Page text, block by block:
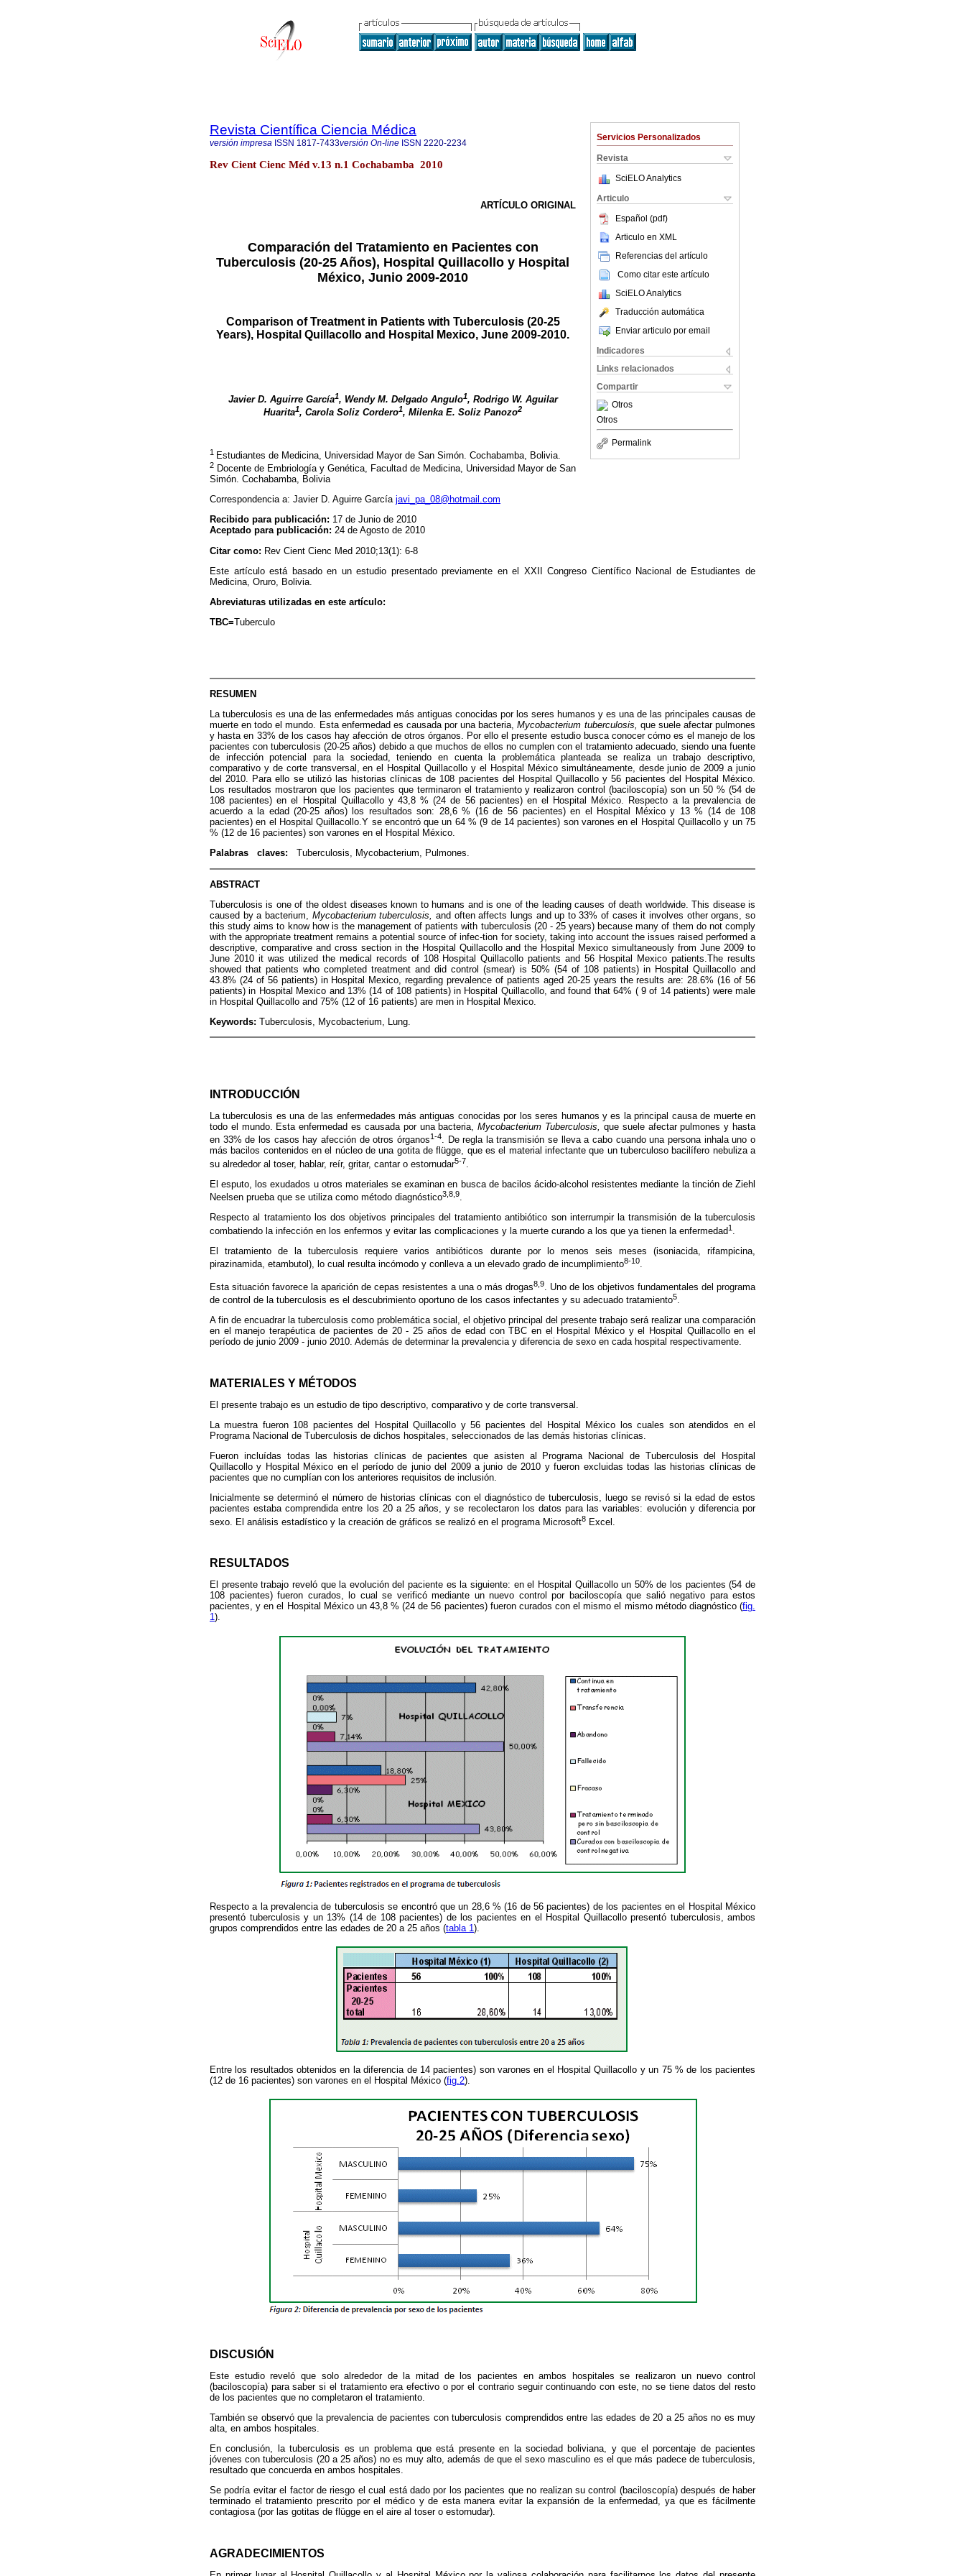
Servicios Personalizados
Revista
SciELO Analytics
Articulo
Español (pdf)
Articulo en XML
Referencias del artículo
Como citar este artículo
SciELO Analytics
Traducción automática
Enviar articulo por email
Indicadores
Links relacionados
Compartir
Otros
Otros
Permalink
Revista Científica Ciencia Médica
versión impresa ISSN 1817-7433versión On-line ISSN 2220-2234
Rev Cient Cienc Méd v.13 n.1 Cochabamba 2010
ARTÍCULO ORIGINAL
Comparación del Tratamiento en Pacientes con
Tuberculosis (20-25 Años), Hospital Quillacollo y Hospital
México, Junio 2009-2010
Comparison of Treatment in Patients with Tuberculosis (20-25
Years), Hospital Quillacollo and Hospital Mexico, June 2009-2010.
Javier D. Aguirre García1, Wendy M. Delgado Angulo1, Rodrigo W. Aguilar
Huarita1, Carola Soliz Cordero1, Milenka E. Soliz Panozo2
1 Estudiantes de Medicina, Universidad Mayor de San Simón. Cochabamba, Bolivia.
2 Docente de Embriología y Genética, Facultad de Medicina, Universidad Mayor de San
Simón. Cochabamba, Bolivia
Correspondencia a: Javier D. Aguirre García javi_pa_08@hotmail.com
Recibido para publicación: 17 de Junio de 2010
Aceptado para publicación: 24 de Agosto de 2010
Citar como: Rev Cient Cienc Med 2010;13(1): 6-8
Este artículo está basado en un estudio presentado previamente en el XXII Congreso Científico Nacional de Estudiantes de
Medicina, Oruro, Bolivia.
Abreviaturas utilizadas en este artículo:
TBC=Tuberculo
RESUMEN
La tuberculosis es una de las enfermedades más antiguas conocidas por los seres humanos y es una de las principales causas de
muerte en todo el mundo. Esta enfermedad es causada por una bacteria,Mycobacterium tuberculosis, que suele afectar pulmones
y hasta en 33% de los casos hay afección de otros órganos. Por ello el presente estudio busca conocer cómo es el manejo de los
pacientes con tuberculosis (20-25 años) debido a que muchos de ellos no cumplen con el tratamiento adecuado, siendo una fuente
de infección potencial para la sociedad, teniendo en cuenta la problemática planteada se realiza un trabajo descriptivo,
comparativo y de corte transversal, en el Hospital Quillacollo y el Hospital México simultáneamente, desde junio de 2009 a junio
del 2010. Para ello se utilizó las historias clínicas de 108 pacientes del Hospital Quillacollo y 56 pacientes del Hospital México.
Los resultados mostraron que los pacientes que terminaron el tratamiento y realizaron control (baciloscopía) son un 50 % (54 de
108 pacientes) en el Hospital Quillacollo y 43,8 % (24 de 56 pacientes) en el Hospital México. Respecto a la prevalencia de
acuerdo a la edad (20-25 años) los resultados son: 28,6 % (16 de 56 pacientes) en el Hospital México y 13 % (14 de 108
pacientes) en el Hospital Quillacollo.Y se encontró que un 64 % (9 de 14 pacientes) son varones en el Hospital Quillacollo y un 75
% (12 de 16 pacientes) son varones en el Hospital México.
Palabras claves: Tuberculosis, Mycobacterium, Pulmones.
ABSTRACT
Tuberculosis is one of the oldest diseases known to humans and is one of the leading causes of death worldwide. This disease is
caused by a bacterium, Mycobacterium tuberculosis, and often affects lungs and up to 33% of cases it involves other organs, so
this study aims to know how is the management of patients with tuberculosis (20 - 25 years) because many of them do not comply
with the appropriate treatment remains a potential source of infec-tion for society, taking into account the issues raised performed a
descriptive, comparative and cross section in the Hospital Quillacollo and the Hospital Mexico simultaneously from June 2009 to
June 2010 it was utilized the medical records of 108 Hospital Quillacollo patients and 56 Hospital Mexico patients.The results
showed that patients who completed treatment and did control (smear) is 50% (54 of 108 patients) in Hospital Quillacollo and
43.8% (24 of 56 patients) in Hospital Mexico, regarding prevalence of patients aged 20-25 years the results are: 28.6% (16 of 56
patients) in Hospital Mexico and 13% (14 of 108 patients) in Hospital Quillacollo, and found that 64% ( 9 of 14 patients) were male
in Hospital Quillacollo and 75% (12 of 16 patients) are men in Hospital Mexico.
Keywords: Tuberculosis, Mycobacterium, Lung.
INTRODUCCIÓN
La tuberculosis es una de las enfermedades más antiguas conocidas por los seres humanos y es la principal causa de muerte en
todo el mundo. Esta enfermedad es causada por una bacteria,Mycobacterium Tuberculosis, que suele afectar pulmones y hasta
en 33% de los casos hay afección de otros órganos1-4. De regla la transmisión se lleva a cabo cuando una persona inhala uno o
más bacilos contenidos en el núcleo de una gotita de flügge, que es el material infectante que un tuberculoso bacilífero nebuliza a
su alrededor al toser, hablar, reír, gritar, cantar o estornudar5-7
El esputo, los exudados u otros materiales se examinan en busca de bacilos ácido-alcohol resistentes mediante la tinción de Ziehl
Neelsen prueba que se utiliza como método diagnóstico3,8,9.
Respecto al tratamiento los dos objetivos principales del tratamiento antibiótico son interrumpir la transmisión de la tuberculosis
combatiendo la infección en los enfermos y evitar las complicaciones y la muerte curando a los que ya tienen la enfermedad1
El tratamiento de la tuberculosis requiere varios antibióticos durante por lo menos seis meses (isoniacida, rifampicina,
pirazinamida, etambutol), lo cual resulta incómodo y conlleva a un elevado grado de incumplimiento8-10.
Esta situación favorece la aparición de cepas resistentes a una o más drogas8,9
. Uno de los objetivos fundamentales del programa
de control de la tuberculosis es el descubrimiento oportuno de los casos infectantes y su adecuado tratamiento5.
A fin de encuadrar la tuberculosis como problemática social, el objetivo principal del presente trabajo será realizar una comparación
en el manejo terapéutica de pacientes de 20 - 25 años de edad con TBC en el Hospital México y el Hospital Quillacollo en el
período de junio 2009 - junio 2010. Además de determinar la prevalencia y diferencia de sexo en cada hospital respectivamente.
MATERIALES Y MÉTODOS
El presente trabajo es un estudio de tipo descriptivo, comparativo y de corte transversal.
La muestra fueron 108 pacientes del Hospital Quillacollo y 56 pacientes del Hospital México los cuales son atendidos en el
Programa Nacional de Tuberculosis de dichos hospitales, seleccionados de las demás historias clínicas.
Fueron incluídas todas las historias clínicas de pacientes que asisten al Programa Nacional de Tuberculosis del Hospital
Quillacollo y Hospital México en el período de junio del 2009 a junio de 2010 y fueron excluidas todas las historias clínicas de
pacientes que no cumplían con los anteriores requisitos de inclusión.
Inicialmente se determinó el número de historias clínicas con el diagnóstico de tuberculosis, luego se revisó si la edad de estos
pacientes estaba comprendida entre los 20 a 25 años, y se recolectaron los datos para las variables: evolución y diferencia por
sexo. El análisis estadístico y la creación de gráficos se realizó en el programa Microsoft8 Excel.
RESULTADOS
El presente trabajo reveló que la evolución del paciente es la siguiente: en el Hospital Quillacollo un 50% de los pacientes (54 de
108 pacientes) fueron curados, lo cual se verificó mediante un nuevo control por baciloscopía que salió negativo para estos
pacientes, y en el Hospital México un 43,8 % (24 de 56 pacientes) fueron curados con el mismo el mismo método diagnóstico (fig.
1).
Respecto a la prevalencia de tuberculosis se encontró que un 28,6 % (16 de 56 pacientes) de los pacientes en el Hospital México
presentó tuberculosis y un 13% (14 de 108 pacientes) de los pacientes en el Hospital Quillacollo presentó tuberculosis, ambos
grupos comprendidos entre las edades de 20 a 25 años (tabla 1).
Entre los resultados obtenidos en la diferencia de 14 pacientes) son varones en el Hospital Quillacollo y un 75 % de los pacientes
(12 de 16 pacientes) son varones en el Hospital México (fig.2).
DISCUSIÓN
Este estudio reveló que solo alrededor de la mitad de los pacientes en ambos hospitales se realizaron un nuevo control
(baciloscopía) para saber si el tratamiento era efectivo o por el contrario seguir continuando con este, no se tiene datos del resto
de los pacientes que no completaron el tratamiento.
También se observó que la prevalencia de pacientes con tuberculosis comprendidos entre las edades de 20 a 25 años no es muy
alta, en ambos hospitales.
En conclusión, la tuberculosis es un problema que está presente en la sociedad boliviana, y que el porcentaje de pacientes
jóvenes con tuberculosis (20 a 25 años) no es muy alto, además de que el sexo masculino es el que más padece de tuberculosis,
resultado que concuerda en ambos hospitales.
Se podría evitar el factor de riesgo el cual está dado por los pacientes que no realizan su control (baciloscopía) después de haber
terminado el tratamiento prescrito por el médico y de esta manera evitar la expansión de la enfermedad, ya que es fácilmente
contagiosa (por las gotitas de flügge en el aire al toser o estornudar).
AGRADECIMIENTOS